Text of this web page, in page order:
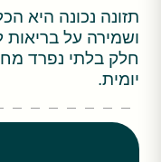
תזונה נכונה היא
ושמירה על בריאות
חלק בלתי נפרד
יומית.